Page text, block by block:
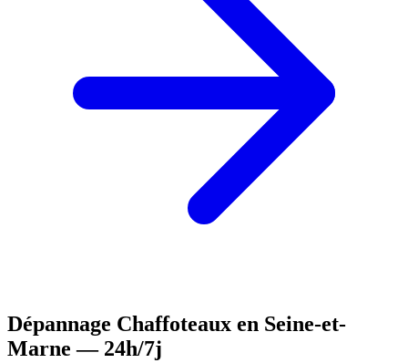
Dépannage Chaffoteaux en Seine-et-
Marne — 24h/7j